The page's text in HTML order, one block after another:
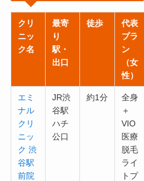
クリ
ニッ
ク名
最寄
り
駅・
出口
徒歩
代表
プラ
ン
（女
性）
エミ
ナル
クリ
ニッ
ク 渋
谷駅
前院
JR渋
谷駅
ハチ
公口
約1分
全身
＋
VIO
医療
脱毛
ライ
トプ